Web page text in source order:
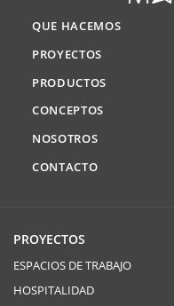
QUE HACEMOS
PROYECTOS
PRODUCTOS
CONCEPTOS
NOSOTROS
CONTACTO
PROYECTOS
ESPACIOS DE TRABAJO
HOSPITALIDAD